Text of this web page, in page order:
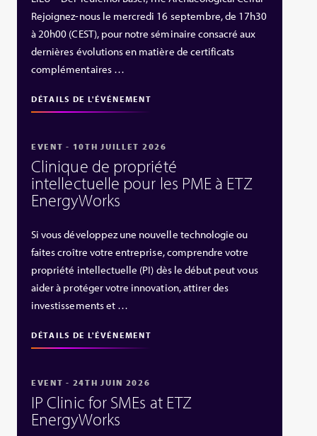
Rejoignez-nous le mercredi 16 septembre, de 17h30
à 20h00 (CEST), pour notre séminaire consacré aux
dernières évolutions en matière de certificats
complémentaires …
DÉTAILS DE L'ÉVÉNEMENT
EVENT - 10TH JUILLET 2026
Clinique de propriété
intellectuelle pour les PME à ETZ
EnergyWorks
Si vous développez une nouvelle technologie ou
faites croître votre entreprise, comprendre votre
propriété intellectuelle (PI) dès le début peut vous
aider à protéger votre innovation, attirer des
investissements et …
DÉTAILS DE L'ÉVÉNEMENT
EVENT - 24TH JUIN 2026
IP Clinic for SMEs at ETZ
EnergyWorks